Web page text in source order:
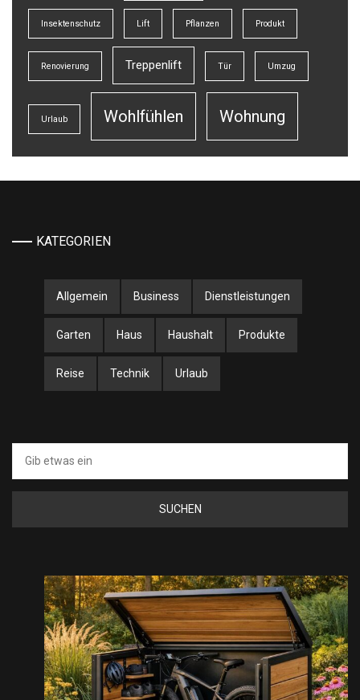
Insektenschutz Lift Pflanzen Produkt
Renovierung Treppenlift Tür Umzug
Urlaub Wohlfühlen Wohnung
KATEGORIEN
Allgemein Business Dienstleistungen
Garten Haus Haushalt Produkte
Reise Technik Urlaub
Suche
nach: